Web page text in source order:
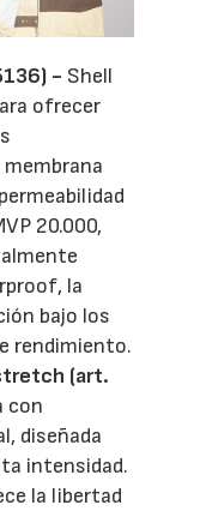
- Shell
ofrecer
20.000,
la
bajo los
rendimiento.
(art.
con
diseñada
intensidad.
la libertad